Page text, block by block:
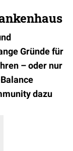
Gründe für
– oder nur
dazu